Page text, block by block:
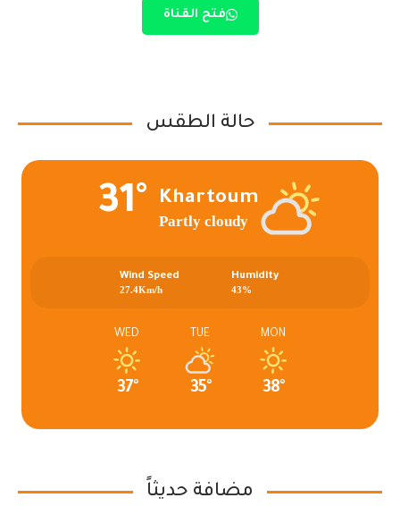
فتح القناة
حالة الطقس
Khartoum
Partly cloudy
31°
Humidity
43%
Wind Speed
27.4Km/h
MON
38°
TUE
35°
WED
37°
مضافة حديثاً